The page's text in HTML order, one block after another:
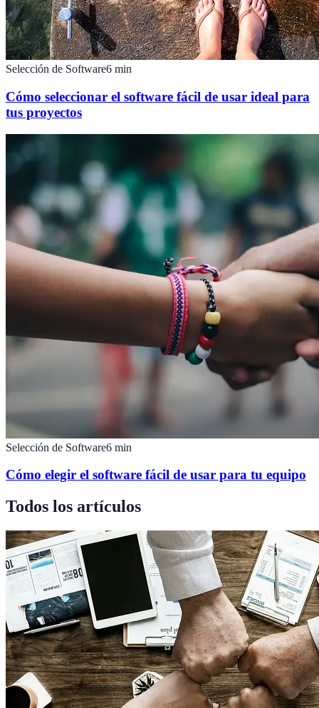
Selección de Software6 min
Cómo seleccionar el software fácil de usar ideal para
tus proyectos
Selección de Software6 min
Cómo elegir el software fácil de usar para tu equipo
Todos los artículos